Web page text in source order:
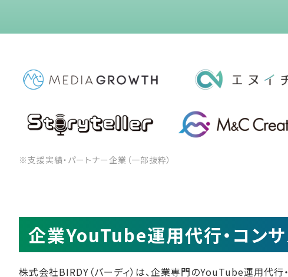
※支援実績・パートナー企業（一部抜粋）
企業YouTube運用代行・コンサ
株式会社BIRDY（バーディ）は、企業専門のYouTube運用代行